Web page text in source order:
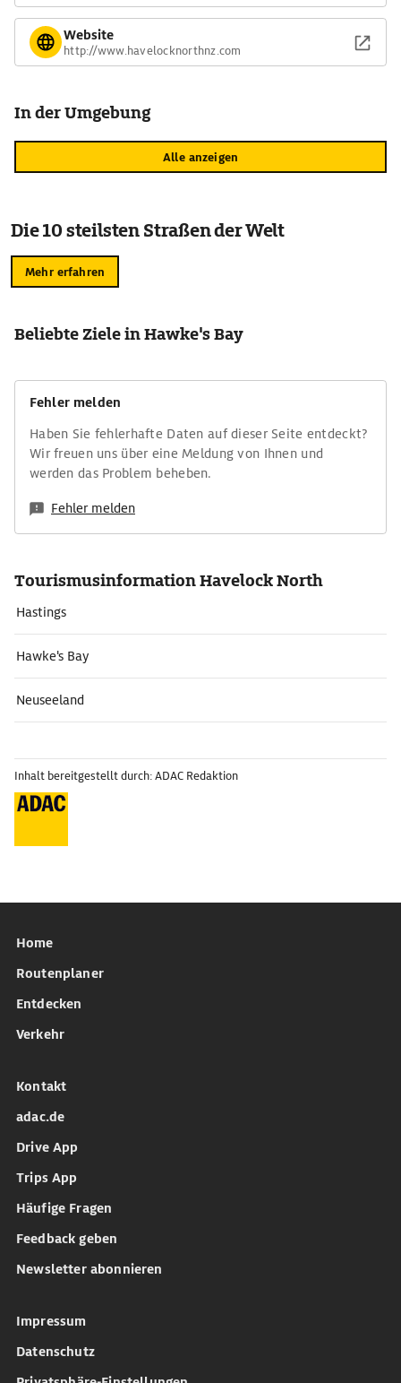
Website
http://www.havelocknorthnz.com
In der Umgebung
Alle anzeigen
Die 10 steilsten Straßen der Welt
Mehr erfahren
Beliebte Ziele in Hawke's Bay
Fehler melden
Haben Sie fehlerhafte Daten auf dieser Seite entdeckt?
Wir freuen uns über eine Meldung von Ihnen und
werden das Problem beheben.
Fehler melden
Tourismusinformation Havelock North
Hastings
Hawke's Bay
Neuseeland
Inhalt bereitgestellt durch: ADAC Redaktion
Home
Routenplaner
Entdecken
Verkehr
Kontakt
adac.de
Drive App
Trips App
Häufige Fragen
Feedback geben
Newsletter abonnieren
Impressum
Datenschutz